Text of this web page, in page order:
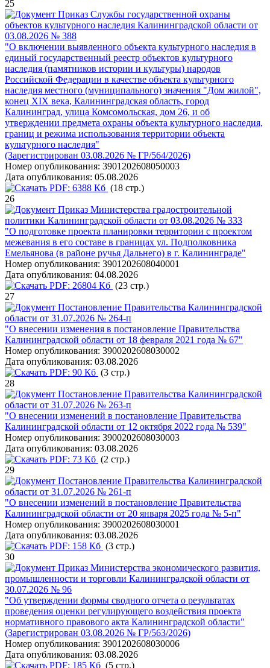
25
Приказ Службы государственной охраны
объектов культурного наследия Калининградской области от
03.08.2026 № 388
"О включении выявленного объекта культурного наследия в
единый государственный реестр объектов культурного
наследия (памятников истории и культуры) народов
Российской Федерации в качестве объекта культурного
наследия местного (муниципального) значения "Дом жилой",
конец XIX века, Калининградская область, город
Калининград, улица Комсомольская, дом 26, и об
утверждении предмета охраны объекта культурного наследия,
границ и режима использования территории объекта
культурного наследия"
(Зарегистрирован 03.08.2026 № ГР/564/2026)
Номер опубликования: 3901202608050003
Дата опубликования: 05.08.2026
PDF: 6388 Кб (18 стр.)
26
Приказ Министерства градостроительной
политики Калининградской области от 03.08.2026 № 333
"О подготовке проекта планировки территории с проектом
межевания в его составе в границах ул. Подполковника
Емельянова (в районе ручья Дальнего) в г. Калининграде"
Номер опубликования: 3901202608040001
Дата опубликования: 04.08.2026
PDF: 26804 Кб (23 стр.)
27
Постановление Правительства Калининградской
области от 31.07.2026 № 264-п
"О внесении изменения в постановление Правительства
Калининградской области от 18 февраля 2021 года № 67"
Номер опубликования: 3900202608030002
Дата опубликования: 03.08.2026
PDF: 90 Кб (3 стр.)
28
Постановление Правительства Калининградской
области от 31.07.2026 № 263-п
"О внесении изменений в постановление Правительства
Калининградской области от 12 октября 2022 года № 539"
Номер опубликования: 3900202608030003
Дата опубликования: 03.08.2026
PDF: 73 Кб (2 стр.)
29
Постановление Правительства Калининградской
области от 31.07.2026 № 261-п
"О внесении изменений в постановление Правительства
Калининградской области от 20 января 2025 года № 5-п"
Номер опубликования: 3900202608030001
Дата опубликования: 03.08.2026
PDF: 158 Кб (3 стр.)
30
Приказ Министерства экономического развития,
промышленности и торговли Калининградской области от
30.07.2026 № 96
"Об утверждении формы сводного отчета о результатах
проведения оценки регулирующего воздействия проекта
нормативного правового акта Калининградской области"
(Зарегистрирован 03.08.2026 № ГР/563/2026)
Номер опубликования: 3901202608030006
Дата опубликования: 03.08.2026
PDF: 185 Кб (5 стр.)